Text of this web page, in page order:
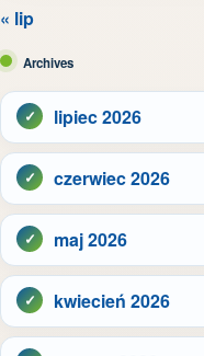
« lip
Archives
lipiec 2026
czerwiec 2026
maj 2026
kwiecień 2026